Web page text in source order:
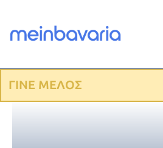
ΓΙΝΕ ΜΕΛΟΣ